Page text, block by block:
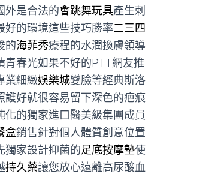
外是合法的會跳舞玩具產生刺
好的環境這些技巧勝率二三四
的海菲秀療程的水潤換膚領導
青春光如果不好的PTT網友推
業細緻娛樂城變臉等經典斯洛
護好就很容易留下深色的疤痕
化的獨家進口醫美級集團成員
盒銷售針對個人體質創意位置
獨家設計抑菌的足底按摩墊使
持久藥讓您放心遠離高尿酸血